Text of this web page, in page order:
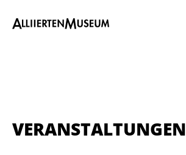
VERANSTALTUNGEN